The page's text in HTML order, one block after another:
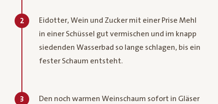
2
Eidotter, Wein und Zucker mit einer Prise Mehl
in einer Schüssel gut vermischen und im knapp
siedenden Wasserbad so lange schlagen, bis ein
fester Schaum entsteht.
3
Den noch warmen Weinschaum sofort in Gläser